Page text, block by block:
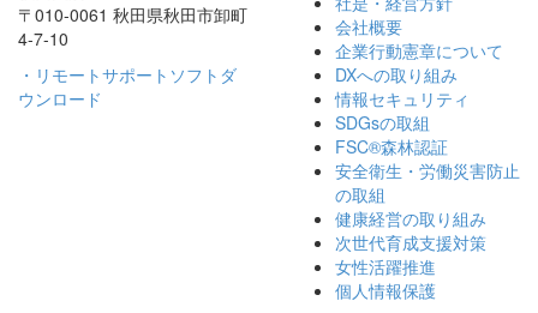
〒010-0061 秋田県秋田市卸町
4-7-10
・リモートサポートソフトダ
ウンロード
会社概要
企業行動憲章について
DXへの取り組み
情報セキュリティ
SDGsの取組
FSC®森林認証
安全衛生・労働災害防止
の取組
健康経営の取り組み
次世代育成支援対策
女性活躍推進
個人情報保護